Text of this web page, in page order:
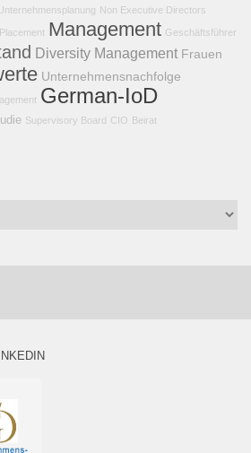
Unternehmensplanung Non Executive Directors
Management Geschäftsführer
Diversity Management Frauen
Unternehmensnachfolge
German-IoD
Supervisory Board CIO Beirat